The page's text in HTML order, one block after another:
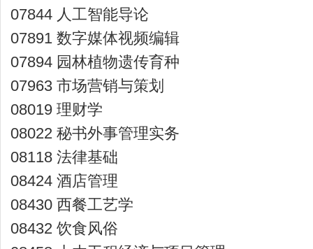
07844 人工智能导论
07891 数字媒体视频编辑
07894 园林植物遗传育种
07963 市场营销与策划
08019 理财学
08022 秘书外事管理实务
08118 法律基础
08424 酒店管理
08430 西餐工艺学
08432 饮食风俗